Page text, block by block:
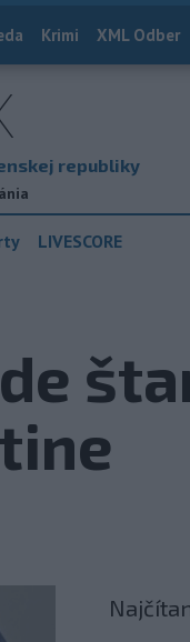
Krimi XML Odber
republiky
LIVESCORE